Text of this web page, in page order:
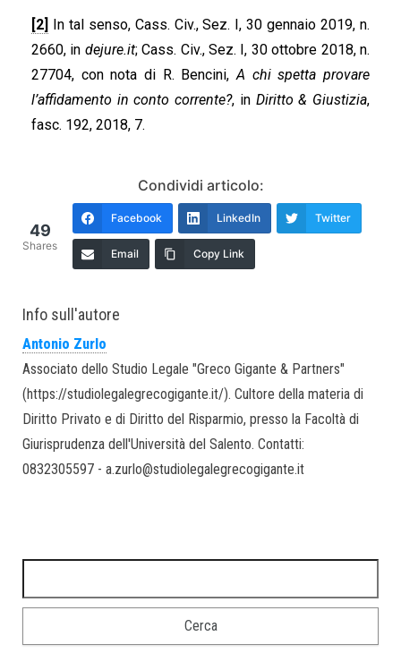
[2] In tal senso, Cass. Civ., Sez. I, 30 gennaio 2019, n.
2660, in dejure.it; Cass. Civ., Sez. I, 30 ottobre 2018, n.
27704, con nota di R. Bencini,A chi spetta provare
l’affidamento in conto corrente?, in Diritto & Giustizia,
fasc. 192, 2018, 7.
Condividi articolo:
49
Shares
Facebook LinkedIn Twitter
Email Copy Link
Info sull'autore
Antonio Zurlo
Associato dello Studio Legale "Greco Gigante & Partners"
(https://studiolegalegrecogigante.it/). Cultore della materia di
Diritto Privato e di Diritto del Risparmio, presso la Facoltà di
Giurisprudenza dell'Università del Salento. Contatti:
0832305597 - a.zurlo@studiolegalegrecogigante.it